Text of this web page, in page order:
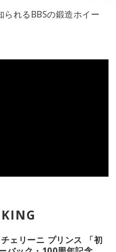
れるBBSの鍛造ホイー
ェリーニ プリンス 「初